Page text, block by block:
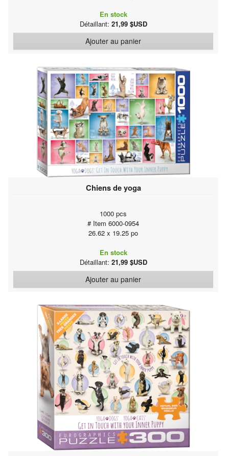
En stock
Détaillant: 21,99 $USD
Ajouter au panier
Chiens de yoga
1000 pcs
# Item 6000-0954
26.62 x 19.25 po
En stock
Détaillant: 21,99 $USD
Ajouter au panier